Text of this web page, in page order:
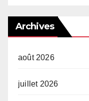
Archives
août 2026
juillet 2026